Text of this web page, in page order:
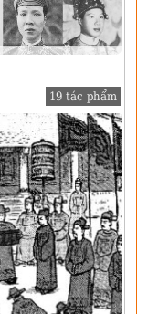
19 tác phẩm